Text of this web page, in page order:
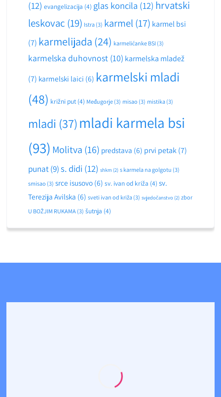
(12) evangelizacija (4) glas koncila (12) hrvatski
leskovac (19) Istra(3) karmel(17) karmel bsi
(7) karmelijada (24) karmelićanke BSI (3)
karmelska duhovnost(10) karmelska mladež
(7) karmelski laici (6) karmelski mladi
(48) križni put(4) Međugorje(3) misao (3) mistika(3)
mladi (37)mladi karmela bsi
(93) Molitva (16) predstava (6) prvi petak(7)
punat(9)s. didi (12) shkm (2) s karmela na golgotu (3)
smisao (3) srce isusovo(6) sv. ivan od križa (4) sv.
Terezija Avilska (6) sveti ivan od križa(3) svjedočanstvo(2) zbor
U BOŽJIM RUKAMA(3) šutnja (4)